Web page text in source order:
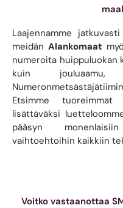
Laajennamme
meidän Alankomaat
numeroita huippuluokan
kuin
Etsimme
lisättäväksi
pääsyn
vaihtoehtoihin kaikkiin
Voitko vastaanottaa